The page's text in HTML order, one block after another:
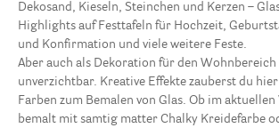
Dekosand, Kieseln, Steinchen und Kerzen –
Highlights auf Festtafeln für Hochzeit,
und Konfirmation und viele weitere Feste.
Aber auch als Dekoration für den Wohnbereich
unverzichtbar. Kreative Effekte zauberst du
Farben zum Bemalen von Glas. Ob im
bemalt mit samtig matter Chalky Kreidefarbe